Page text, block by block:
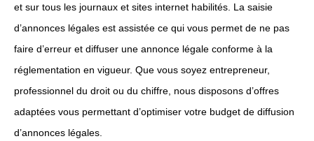
et sur tous les journaux et sites internet habilités. La saisie
d’annonces légales est assistée ce qui vous permet de ne pas
faire d’erreur et diffuser une annonce légale conforme à la
réglementation en vigueur. Que vous soyez entrepreneur,
professionnel du droit ou du chiffre, nous disposons d’offres
adaptées vous permettant d’optimiser votre budget de diffusion
d’annonces légales.